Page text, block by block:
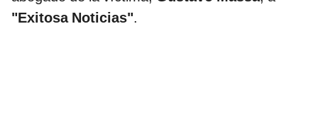
"Exitosa Noticias".